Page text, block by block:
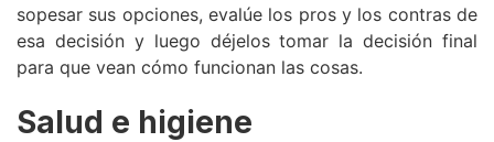
sopesar sus opciones, evalúe los pros y los contras de
esa decisión y luego déjelos tomar la decisión final
para que vean cómo funcionan las cosas.
Salud e higiene